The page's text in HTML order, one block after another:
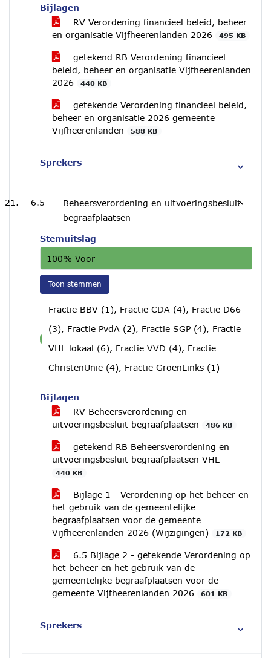
Bijlagen
RV Verordening financieel beleid, beheer
en organisatie Vijfheerenlanden 2026
495 KB
getekend RB Verordening financieel
beleid, beheer en organisatie Vijfheerenlanden
2026
440 KB
getekende Verordening financieel beleid,
beheer en organisatie 2026 gemeente
Vijfheerenlanden
588 KB
Sprekers
6.5
Beheersverordening en uitvoeringsbesluit
begraafplaatsen
Stemuitslag
100% Voor
Toon stemmen
voor
Fractie BBV (1), Fractie CDA (4), Fractie D66
(3), Fractie PvdA (2), Fractie SGP (4), Fractie
VHL lokaal (6), Fractie VVD (4), Fractie
ChristenUnie (4), Fractie GroenLinks (1)
Bijlagen
RV Beheersverordening en
uitvoeringsbesluit begraafplaatsen
486 KB
getekend RB Beheersverordening en
uitvoeringsbesluit begraafplaatsen VHL
440 KB
Bijlage 1 - Verordening op het beheer en
het gebruik van de gemeentelijke
begraafplaatsen voor de gemeente
Vijfheerenlanden 2026 (Wijzigingen)
172 KB
6.5 Bijlage 2 - getekende Verordening op
het beheer en het gebruik van de
gemeentelijke begraafplaatsen voor de
gemeente Vijfheerenlanden 2026
601 KB
Sprekers